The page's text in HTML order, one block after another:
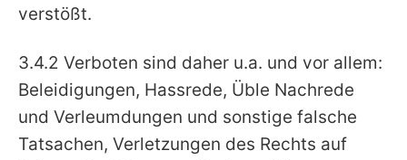
verstößt.
3.4.2 Verboten sind daher u.a. und vor allem:
Beleidigungen, Hassrede, Üble Nachrede
und Verleumdungen und sonstige falsche
Tatsachen, Verletzungen des Rechts auf